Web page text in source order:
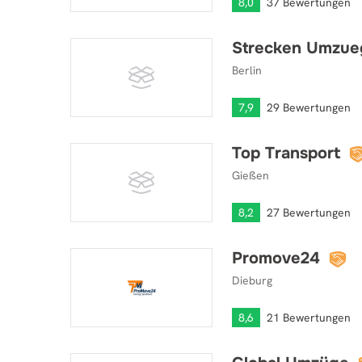
Strecken
Berlin
7,9 29 Bewertungen
Top Transport
Gießen
8,2 27 Bewertungen
Promove24
Dieburg
8,6 21 Bewertungen